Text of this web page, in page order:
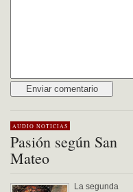
AUDIO NOTICIAS
Pasión según San
Mateo
La segunda